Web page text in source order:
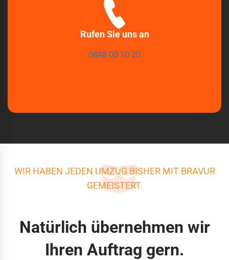
Rufen Sie uns an
0848 00 10 20
WIR HABEN JEDEN UMZUG BISHER MIT BRAVUR
GEMEISTERT.
Natürlich übernehmen wir
Ihren Auftrag gern.